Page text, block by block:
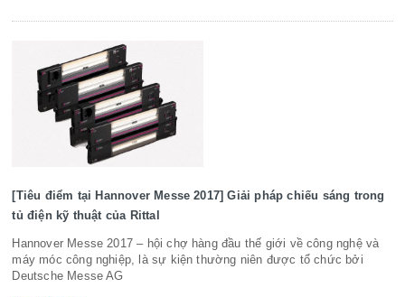
[Tiêu điểm tại Hannover Messe 2017] Giải pháp chiếu sáng trong
tủ điện kỹ thuật của Rittal
Hannover Messe 2017 – hội chợ hàng đầu thế giới về công nghệ và
máy móc công nghiệp, là sự kiện thường niên được tổ chức bởi
Deutsche Messe AG